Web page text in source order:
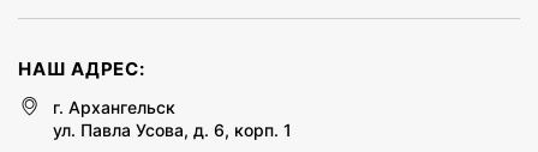
НАШ АДРЕС:
г. Архангельск
ул. Павла Усова, д. 6, корп. 1